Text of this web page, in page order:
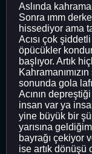
Aslında
Sonra ımm
hissediyor ama
Acısı çok
öpücükler
başlıyor. Artık
sonunda gola
Acının
insan var ya
yine büyük bir
yarısına
bayrağı çekiyor
ise artık